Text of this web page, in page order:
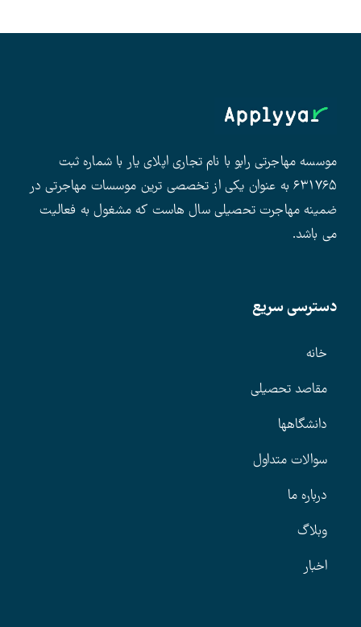
موسسه مهاجرتی رابو با نام تجاری اپلای یار با شماره ثبت
۶۳۱۷۶۵ به عنوان یکی از تخصصی ترین موسسات مهاجرتی در
ضمینه مهاجرت تحصیلی سال هاست که مشغول به فعالیت
می باشد.
دسترسی سریع
خانه
مقاصد تحصیلی
دانشگاهها
سوالات متداول
درباره ما
وبلاگ
اخبار